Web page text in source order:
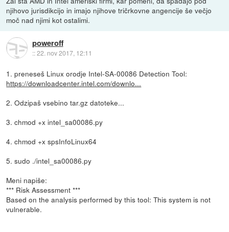
njihovo jurisdikcijo in imajo njihove tričrkovne angencije še večjo
moč nad njimi kot ostalimi.
poweroff
::22. nov 2017, 12:11
1. preneseš Linux orodje Intel-SA-00086 Detection Tool:
https://downloadcenter.intel.com/downlo...
2. Odzipaš vsebino tar.gz datoteke...
3. chmod +x intel_sa00086.py
4. chmod +x spsInfoLinux64
5. sudo ./intel_sa00086.py
Meni napiše:
*** Risk Assessment ***
Based on the analysis performed by this tool: This system is not
vulnerable.